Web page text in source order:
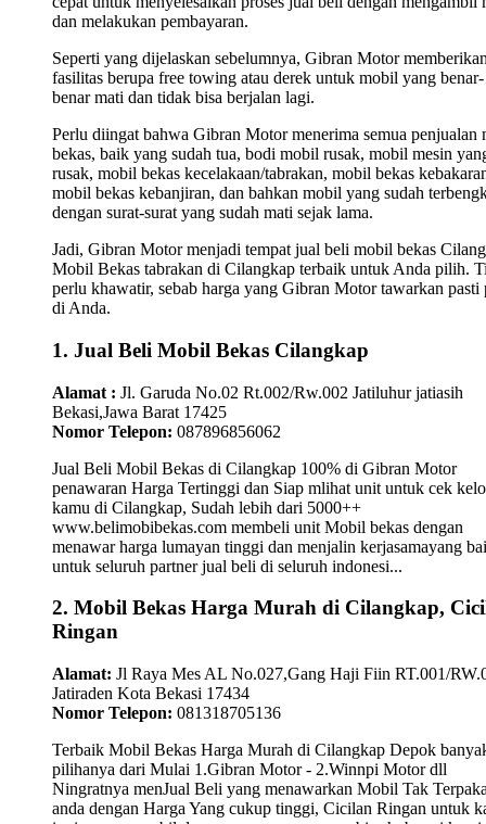
dan melakukan pembayaran.
Seperti yang dijelaskan sebelumnya, Gibran Motor
fasilitas berupa free towing atau derek untuk mobil yang benar-
benar mati dan tidak bisa berjalan lagi.
Perlu diingat bahwa Gibran Motor menerima semua penjualan
bekas, baik yang sudah tua, bodi mobil rusak, mobil mesin
rusak, mobil bekas kecelakaan/tabrakan, mobil bekas
mobil bekas kebanjiran, dan bahkan mobil yang sudah
dengan surat-surat yang sudah mati sejak lama.
Jadi, Gibran Motor menjadi tempat jual beli mobil bekas
Mobil Bekas tabrakan di Cilangkap terbaik untuk Anda pilih.
perlu khawatir, sebab harga yang Gibran Motor tawarkan pasti
di Anda.
1. Jual Beli Mobil Bekas Cilangkap
Alamat : Jl. Garuda No.02 Rt.002/Rw.002 Jatiluhur jatiasih
Bekasi,Jawa Barat 17425
Nomor Telepon: 087896856062
Jual Beli Mobil Bekas di Cilangkap 100% di Gibran Motor
penawaran Harga Tertinggi dan Siap mlihat unit untuk cek
kamu di Cilangkap, Sudah lebih dari 5000++
www.belimobibekas.com membeli unit Mobil bekas dengan
menawar harga lumayan tinggi dan menjalin kerjasamayang
untuk seluruh partner jual beli di seluruh indonesi...
2. Mobil Bekas Harga Murah di Cilangkap,
Ringan
Alamat: Jl Raya Mes AL No.027,Gang Haji Fiin RT.001/
Jatiraden Kota Bekasi 17434
Nomor Telepon: 081318705136
Terbaik Mobil Bekas Harga Murah di Cilangkap Depok
pilihanya dari Mulai 1.Gibran Motor - 2.Winnpi Motor dll
Ningratnya menJual Beli yang menawarkan Mobil Tak
anda dengan Harga Yang cukup tinggi, Cicilan Ringan untuk